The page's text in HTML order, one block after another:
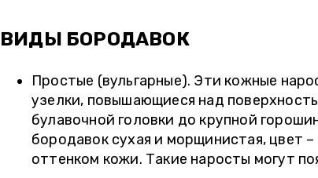
ВИДЫ БОРОДАВОК
Простые (вульгарные). Эти кожные
узелки, повышающиеся над
булавочной головки до крупной
бородавок сухая и морщинистая, цвет
оттенком кожи. Такие наросты могут